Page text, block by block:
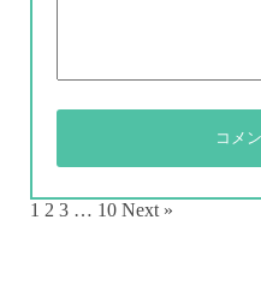
1 2 3 … 10 Next »